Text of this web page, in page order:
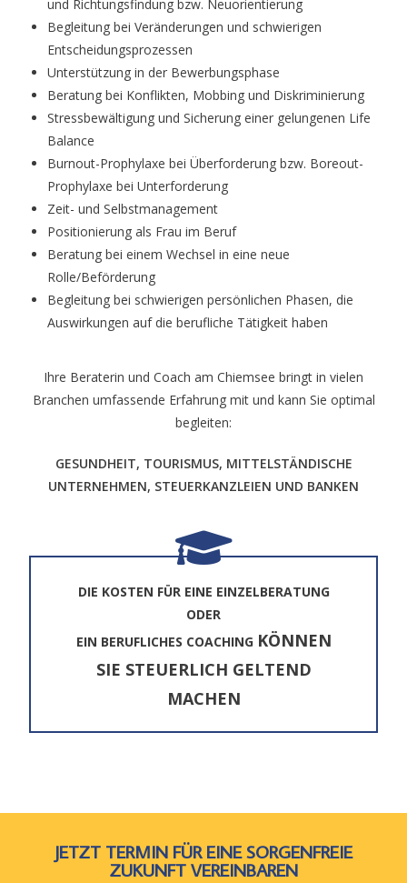
und Richtungsfindung bzw. Neuorientierung
Begleitung bei Veränderungen und schwierigen
Entscheidungsprozessen
Unterstützung in der Bewerbungsphase
Beratung bei Konflikten, Mobbing und Diskriminierung
Stressbewältigung und Sicherung einer gelungenen Life
Balance
Burnout-Prophylaxe bei Überforderung bzw. Boreout-
Prophylaxe bei Unterforderung
Zeit- und Selbstmanagement
Positionierung als Frau im Beruf
Beratung bei einem Wechsel in eine neue
Rolle/Beförderung
Begleitung bei schwierigen persönlichen Phasen, die
Auswirkungen auf die berufliche Tätigkeit haben
Ihre Beraterin und Coach am Chiemsee bringt in vielen
Branchen umfassende Erfahrung mit und kann Sie optimal
begleiten:
GESUNDHEIT, TOURISMUS, MITTELSTÄNDISCHE
UNTERNEHMEN, STEUERKANZLEIEN UND BANKEN
DIE KOSTEN FÜR EINE EINZELBERATUNG
ODER
EIN BERUFLICHES COACHING KÖNNEN
SIE STEUERLICH GELTEND
MACHEN
JETZT TERMIN FÜR EINE SORGENFREIE
ZUKUNFT VEREINBAREN